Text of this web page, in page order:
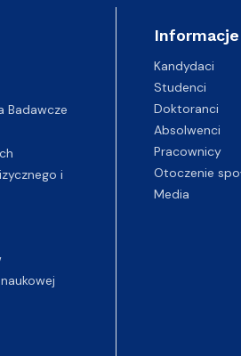
Badawcze
i
Kandydaci
Studenci
Doktoranci
Absolwenci
Pracownicy
Otoczenie
Media